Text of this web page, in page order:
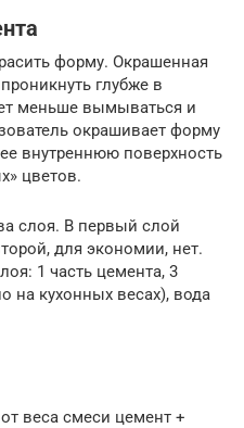
форму. Окрашенная
глубже в
меньше вымываться и
окрашивает форму
внутреннюю поверхность
цветов.
слоя. В первый слой
для экономии, нет.
1 часть цемента, 3
на кухонных весах), вода
веса смеси цемент +